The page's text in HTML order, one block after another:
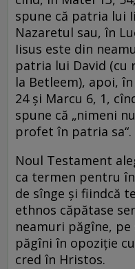
spune că patria lui
Nazaretul sau, în
Iisus este din
patria lui David (cu
la Betleem), apoi, în
24 și Marcu 6, 1,
spune că „nimeni
profet în patria sa“.
Noul Testament
ca termen pentru
de sînge și fiindcă
ethnos căpătase
neamuri păgîne,
păgîni în opoziție
cred în Hristos.